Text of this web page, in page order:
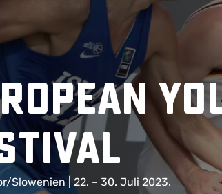
Slowenien | 22. – 30. Juli 2023.